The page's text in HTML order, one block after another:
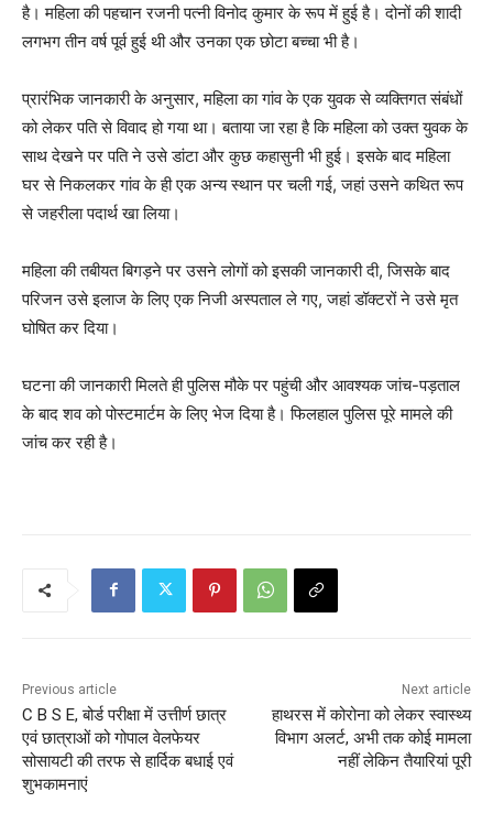
है। महिला की पहचान रजनी पत्नी विनोद कुमार के रूप में हुई है। दोनों की शादी
लगभग तीन वर्ष पूर्व हुई थी और उनका एक छोटा बच्चा भी है।
प्रारंभिक जानकारी के अनुसार, महिला का गांव के एक युवक से व्यक्तिगत संबंधों
को लेकर पति से विवाद हो गया था। बताया जा रहा है कि महिला को उक्त युवक के
साथ देखने पर पति ने उसे डांटा और कुछ कहासुनी भी हुई। इसके बाद महिला
घर से निकलकर गांव के ही एक अन्य स्थान पर चली गई, जहां उसने कथित रूप
से जहरीला पदार्थ खा लिया।
महिला की तबीयत बिगड़ने पर उसने लोगों को इसकी जानकारी दी, जिसके बाद
परिजन उसे इलाज के लिए एक निजी अस्पताल ले गए, जहां डॉक्टरों ने उसे मृत
घोषित कर दिया।
घटना की जानकारी मिलते ही पुलिस मौके पर पहुंची और आवश्यक जांच-पड़ताल
के बाद शव को पोस्टमार्टम के लिए भेज दिया है। फिलहाल पुलिस पूरे मामले की
जांच कर रही है।
Previous article
C B S E, बोर्ड परीक्षा में उत्तीर्ण छात्र
एवं छात्राओं को गोपाल वेलफेयर
सोसायटी की तरफ से हार्दिक बधाई एवं
शुभकामनाएं
Next article
हाथरस में कोरोना को लेकर स्वास्थ्य
विभाग अलर्ट, अभी तक कोई मामला
नहीं लेकिन तैयारियां पूरी